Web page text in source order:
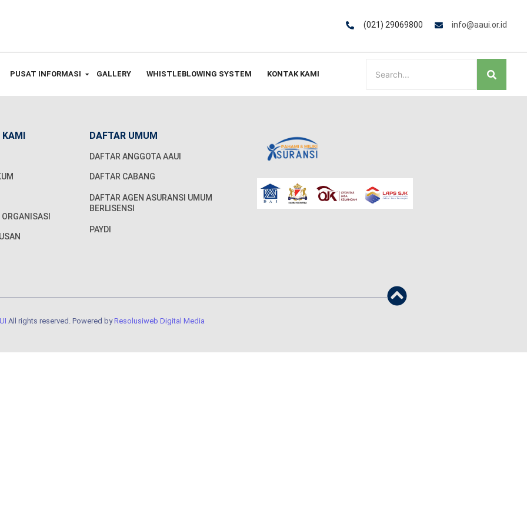
(021) 29069800 info@aaui.or.id
PUSAT INFORMASI GALLERY WHISTLEBLOWING SYSTEM KONTAK KAMI
KAMI DAFTAR UMUM
DAFTAR ANGGOTA AAUI
DAFTAR CABANG
DAFTAR AGEN ASURANSI UMUM
BERLISENSI
PAYDI
All rights reserved. Powered byResolusiweb Digital Media